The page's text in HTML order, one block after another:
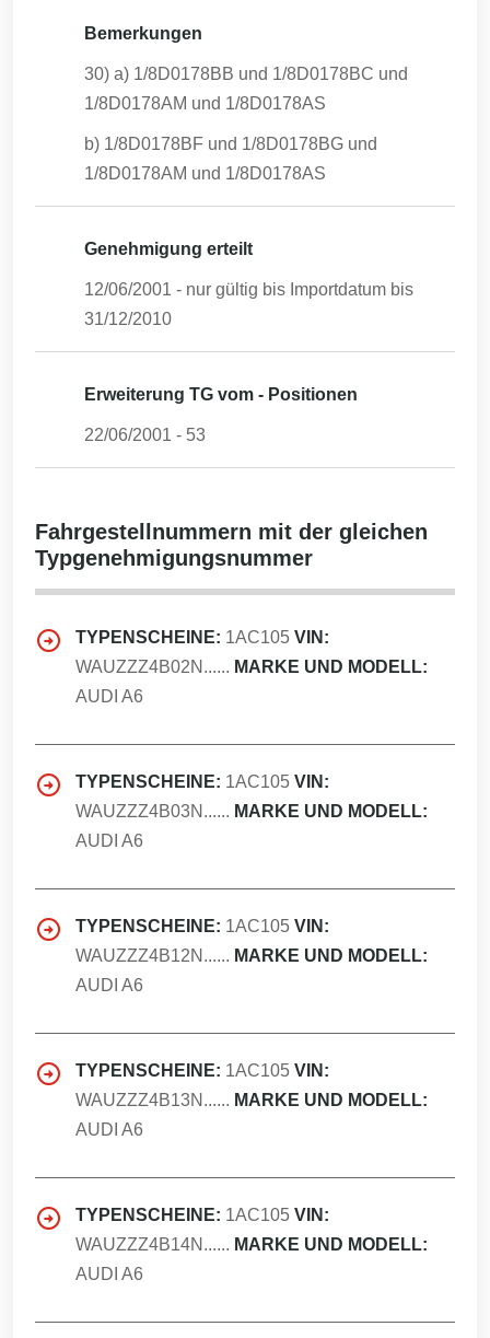
Bemerkungen
30) a) 1/8D0178BB und 1/8D0178BC und
1/8D0178AM und 1/8D0178AS
b) 1/8D0178BF und 1/8D0178BG und
1/8D0178AM und 1/8D0178AS
Genehmigung erteilt
12/06/2001 - nur gültig bis Importdatum bis
31/12/2010
Erweiterung TG vom - Positionen
22/06/2001 - 53
Fahrgestellnummern mit der gleichen
Typgenehmigungsnummer
TYPENSCHEINE: 1AC105 VIN:
WAUZZZ4B02N...... MARKE UND MODELL:
AUDI A6
TYPENSCHEINE: 1AC105 VIN:
WAUZZZ4B03N...... MARKE UND MODELL:
AUDI A6
TYPENSCHEINE: 1AC105 VIN:
WAUZZZ4B12N...... MARKE UND MODELL:
AUDI A6
TYPENSCHEINE: 1AC105 VIN:
WAUZZZ4B13N...... MARKE UND MODELL:
AUDI A6
TYPENSCHEINE: 1AC105 VIN:
WAUZZZ4B14N...... MARKE UND MODELL:
AUDI A6